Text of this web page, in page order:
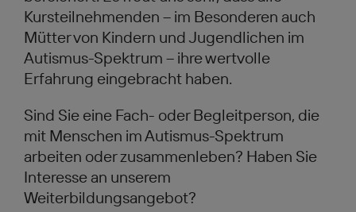
Kursteilnehmenden – im Besonderen auch
Mütter von Kindern und Jugendlichen im
Autismus-Spektrum – ihre wertvolle
Erfahrung eingebracht haben.
Sind Sie eine Fach- oder Begleitperson, die
mit Menschen im Autismus-Spektrum
arbeiten oder zusammenleben? Haben Sie
Interesse an unserem
Weiterbildungsangebot?